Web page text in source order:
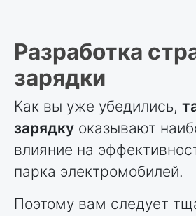
Разработка
зарядки
Как вы уже убедились,
зарядку оказывают
влияние на
парка электромобилей.
Поэтому вам следует